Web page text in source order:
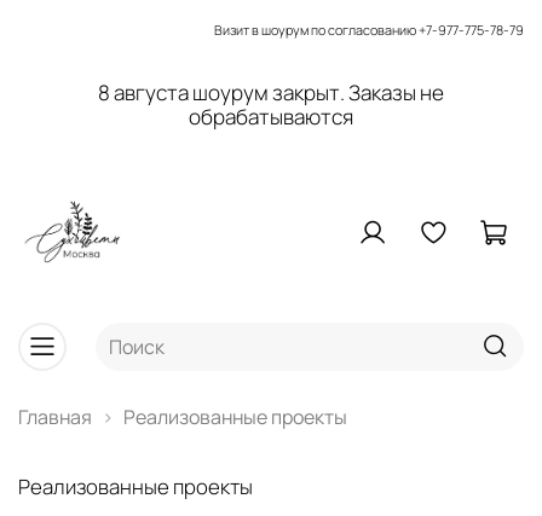
Визит в шоурум по согласованию+7-977-775-78-79
8 августа шоурум закрыт. Заказы не
обрабатываются
Главная Реализованные проекты
Реализованные проекты